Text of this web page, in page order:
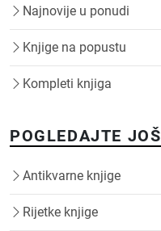
Najnovije u ponudi
Knjige na popustu
Kompleti knjiga
POGLEDAJTE JOŠ
Antikvarne knjige
Rijetke knjige